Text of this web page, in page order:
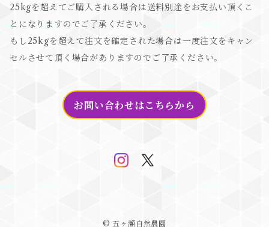
25kgを超えてご購入される場合は送料別途をお支払い頂くこ
とになりますのでご了承ください。
もし25kgを超えて注文を確定された場合は一度注文をキャン
セルさせて頂く場合がありますのでご了承ください。
お問い合わせはこちらから
© 五ヶ瀬自然農園